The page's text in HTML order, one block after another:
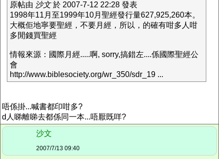
原帖由 沙文於 2007-7-12 22:28 發表
1998年11月至1999年10月聖經發行量627,925,260本。
大概佢地寧要聖經，不要月經，所以，的確有咁多人咁
多閒錢買聖經
情報來源：國際月經.....啊, sorry,搞錯左....係國際聖經公
會
http://www.biblesociety.org/wr_350/sdr_19 ...
唔係掛...喊書都印咁多?
d人睇離睇去都係同一本...唔厭既咩?
沙文
2007/7/13 09:40